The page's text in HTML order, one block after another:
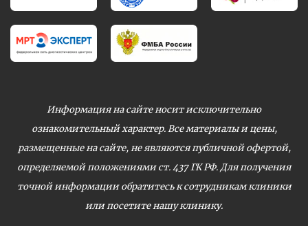
Информация на сайте носит исключительно
ознакомительный характер. Все материалы и цены,
размещенные на сайте, не являются публичной офертой,
определяемой положениями ст. 437 ГК РФ. Для получения
точной информации обратитесь к сотрудникам клиники
или посетите нашу клинику.